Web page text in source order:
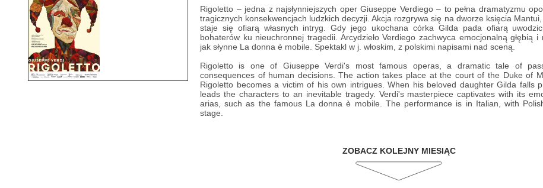
Rigoletto – jedna z najsłynniejszych oper Giuseppe Verdiego – to pełna dramatyzmu
tragicznych konsekwencjach ludzkich decyzji. Akcja rozgrywa się na dworze księcia
staje się ofiarą własnych intryg. Gdy jego ukochana córka Gilda pada ofiarą
bohaterów ku nieuchronnej tragedii. Arcydzieło Verdiego zachwyca emocjonalną głębią
jak słynne La donna è mobile. Spektakl w j. włoskim, z polskimi napisami nad sceną.
Rigoletto is one of Giuseppe Verdi's most famous operas, a dramatic tale of
consequences of human decisions. The action takes place at the court of the Duke of
Rigoletto becomes a victim of his own intrigues. When his beloved daughter Gilda falls
leads the characters to an inevitable tragedy. Verdi's masterpiece captivates with its
arias, such as the famous La donna è mobile. The performance is in Italian, with
stage.
ZOBACZ KOLEJNY MIESIĄC